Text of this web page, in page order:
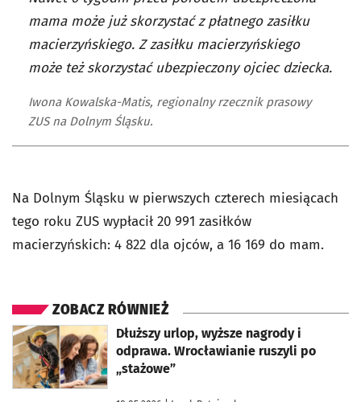
mama może już skorzystać z płatnego zasiłku
macierzyńskiego. Z zasiłku macierzyńskiego
może też skorzystać ubezpieczony ojciec dziecka.
Iwona Kowalska-Matis, regionalny rzecznik prasowy
ZUS na Dolnym Śląsku.
Na Dolnym Śląsku w pierwszych czterech miesiącach
tego roku ZUS wypłacił 20 991 zasiłków
macierzyńskich: 4 822 dla ojców, a 16 169 do mam.
ZOBACZ RÓWNIEŻ
Dłuższy urlop, wyższe nagrody i
odprawa. Wrocławianie ruszyli po
„stażowe”
otworzy się w nowej karcie